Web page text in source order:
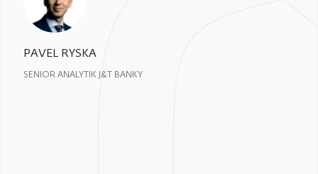
PAVEL RYSKA
SENIOR ANALYTIK J&T BANKY